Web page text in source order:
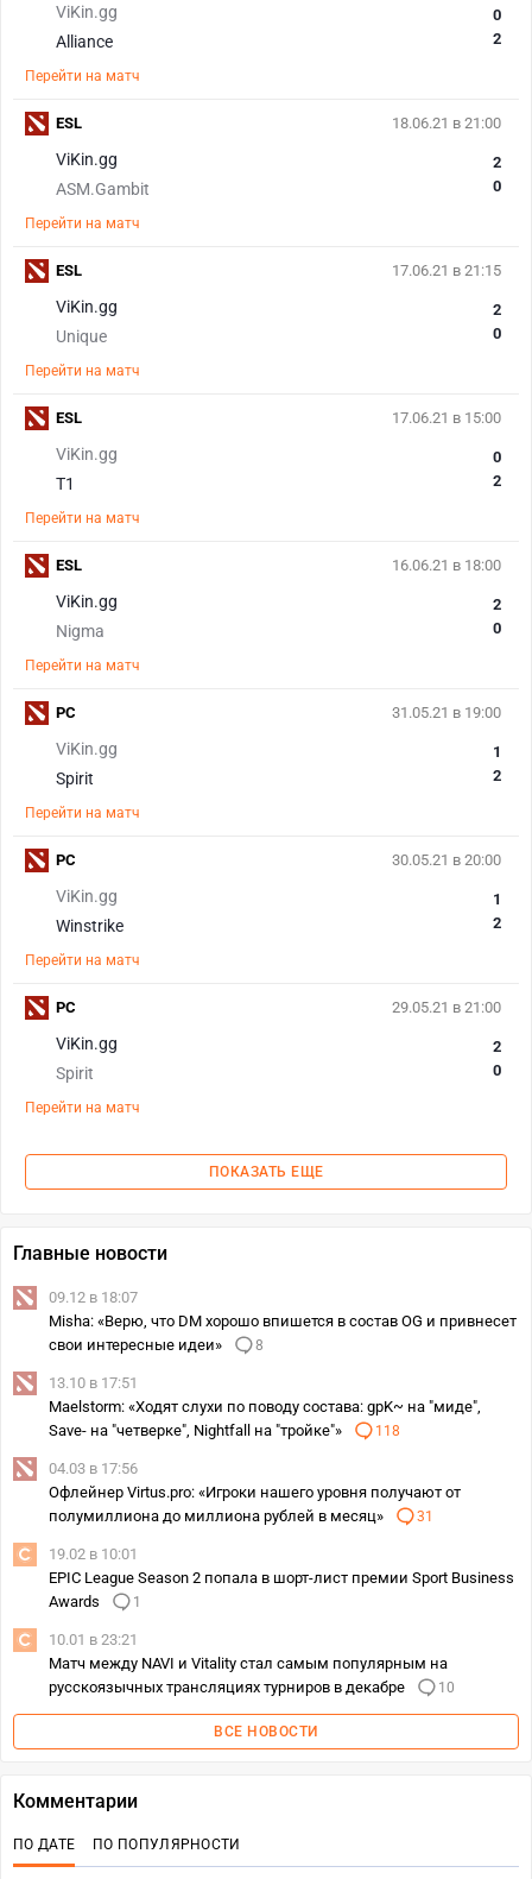
ViKin.gg
Alliance
0
2
Перейти на матч
18.06.21 в 21:00
ViKin.gg
ASM.Gambit
2
0
Перейти на матч
ESL
17.06.21 в 21:15
ViKin.gg
Unique
2
0
Перейти на матч
ESL
17.06.21 в 15:00
ViKin.gg
T1
0
2
Перейти на матч
ESL
16.06.21 в 18:00
ViKin.gg
Nigma
2
0
Перейти на матч
ESL
31.05.21 в 19:00
ViKin.gg
Spirit
1
2
Перейти на матч
PC
30.05.21 в 20:00
ViKin.gg
Winstrike
1
2
Перейти на матч
PC
29.05.21 в 21:00
ViKin.gg
Spirit
2
0
Перейти на матч
PC
ПОКАЗАТЬ ЕЩЕ
Главные новости
09.12 в 18:07
Misha: «Верю, что DM хорошо впишется в состав OG и привнесет
свои интересные идеи»
8
13.10 в 17:51
Maelstorm: «Ходят слухи по поводу состава: gpK~ на "миде",
Save- на "четверке", Nightfall на "тройке"»
118
04.03 в 17:56
Офлейнер Virtus.pro: «Игроки нашего уровня получают от
полумиллиона до миллиона рублей в месяц»
31
19.02 в 10:01
EPIC League Season 2 попала в шорт-лист премии Sport Business
Awards
1
10.01 в 23:21
Матч между NAVI и Vitality стал самым популярным на
русскоязычных трансляциях турниров в декабре
10
ВСЕ НОВОСТИ
Комментарии
ПО ДАТЕ ПО ПОПУЛЯРНОСТИ